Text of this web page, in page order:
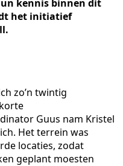
kennis binnen dit
het initiatief
zo’n twintig
Guus nam Kristel
Het terrein was
locaties, zodat
geplant moesten